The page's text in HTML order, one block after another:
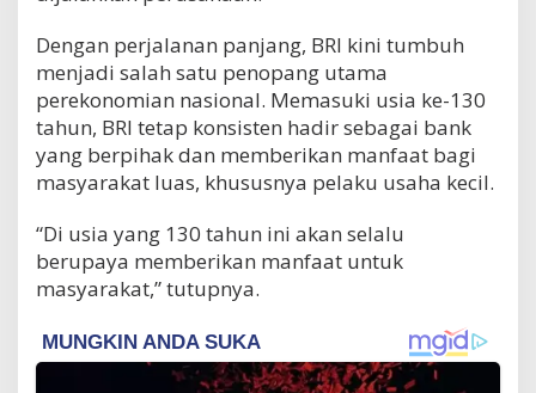
Dengan perjalanan panjang, BRI kini tumbuh
menjadi salah satu penopang utama
perekonomian nasional. Memasuki usia ke-130
tahun, BRI tetap konsisten hadir sebagai bank
yang berpihak dan memberikan manfaat bagi
masyarakat luas, khususnya pelaku usaha kecil.
“Di usia yang 130 tahun ini akan selalu
berupaya memberikan manfaat untuk
masyarakat,” tutupnya.